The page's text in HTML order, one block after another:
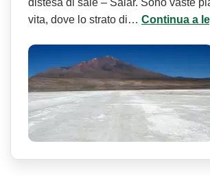
vita, dove lo strato di… Continua a